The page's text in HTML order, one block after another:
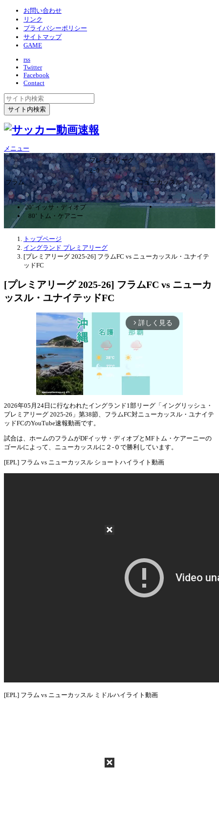
お問い合わせ
リンク
プライバシーポリシー
サイトマップ
GAME
rss
Twitter
Facebook
Contact
メニュー
プレミアリーグ
2ｰ0
フラム
ニューカッスル
20’ イッサ・ディオプ
80’ トム・ケアニー
トップページ
イングランド プレミアリーグ
[プレミアリーグ 2025-26] フラムFC vs ニューカッスル・ユナイテ
ッドFC
[プレミアリーグ 2025-26] フラムFC vs ニューカ
ッスル・ユナイテッドFC
arrow_forward_ios 詳しく見る
2026年05月24日に行なわれたイングランド1部リーグ「イングリッシュ・
プレミアリーグ 2025-26」第38節、フラムFC対ニューカッスル・ユナイテ
ッドFCのYouTube速報動画です。
試合は、ホームのフラムがDFイッサ・ディオプとMFトム・ケアーニーの
ゴールによって、ニューカッスルに２-０で勝利しています。
[EPL] フラム vs ニューカッスル ショートハイライト動画
[EPL] フラム vs ニューカッスル ミドルハイライト動画